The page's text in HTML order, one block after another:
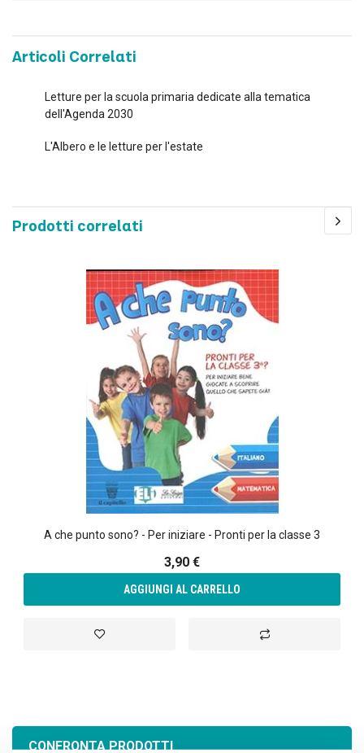
Articoli Correlati
Letture per la scuola primaria dedicate alla tematica
dell'Agenda 2030
L'Albero e le letture per l'estate
Prodotti correlati
A che punto sono? - Per iniziare - Pronti per la classe 3
3,90 €
AGGIUNGI AL CARRELLO
Aggiungi alla lista desideri Aggiungi al
CONFRONTA PRODOTTI